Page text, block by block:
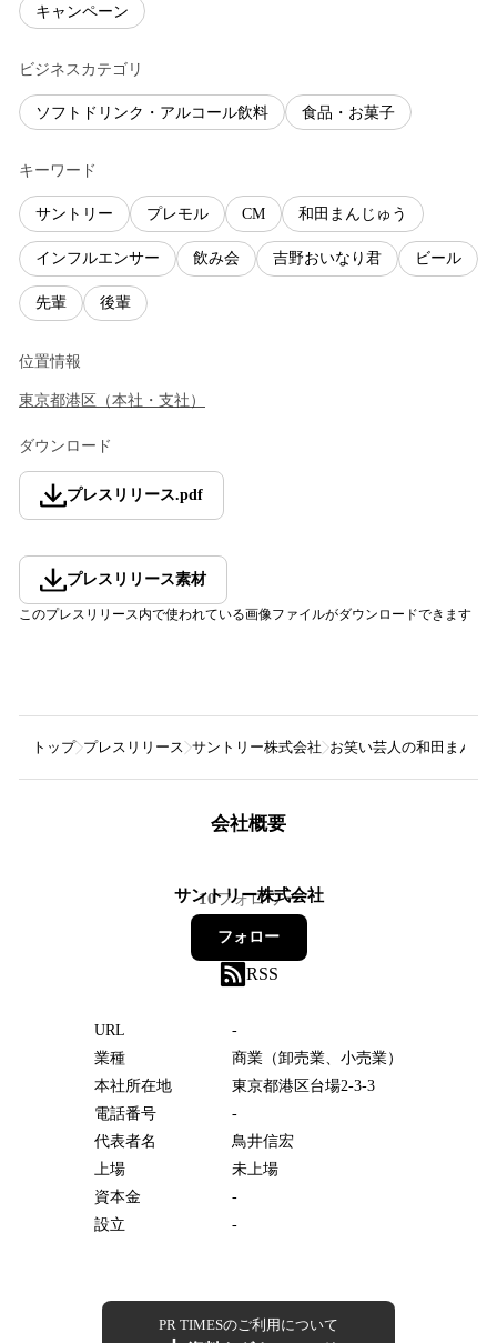
キャンペーン
ビジネスカテゴリ
ソフトドリンク・アルコール飲料 食品・お菓子
キーワード
サントリー プレモル CM 和田まんじゅう
インフルエンサー 飲み会 吉野おいなり君 ビール
先輩 後輩
位置情報
東京都港区 （本社・支社 ）
ダウンロード
プレスリリース.pdf
プレスリリース素材
このプレスリリース内で使われている画像ファイルがダウンロードできます
トップ プレスリリース サントリー株式会社 お笑い芸人の和田まんじ
会社概要
サントリー株式会社
10フォロワー
フォロー
RSS
URL
-
業種
商業（卸売業、小売業）
本社所在地
東京都港区台場2-3-3
電話番号
-
代表者名
鳥井信宏
上場
未上場
資本金
-
設立
-
PR TIMESのご利用について